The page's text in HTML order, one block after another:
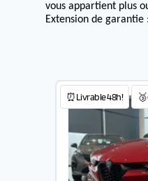
vous appartient plus
Extension de
⏰Livrable 48h!